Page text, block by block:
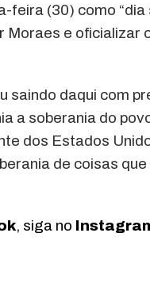
feira (30) como
Moraes e oficializar
saindo daqui com
a soberania do
dos Estados
de coisas
, siga no